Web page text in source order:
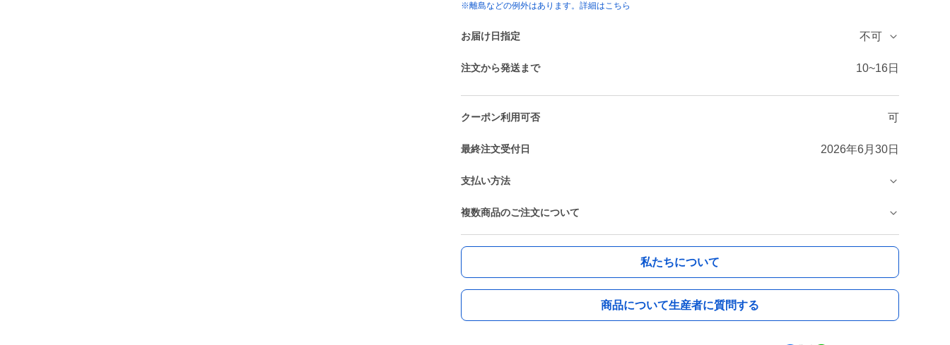
※離島などの例外はあります。詳細はこちら
お届け日指定 不可
注文から発送まで 10~16日
クーポン利用可否 可
最終注文受付日 2026年6月30日
支払い方法
複数商品のご注文について
私たちについて
商品について生産者に質問する